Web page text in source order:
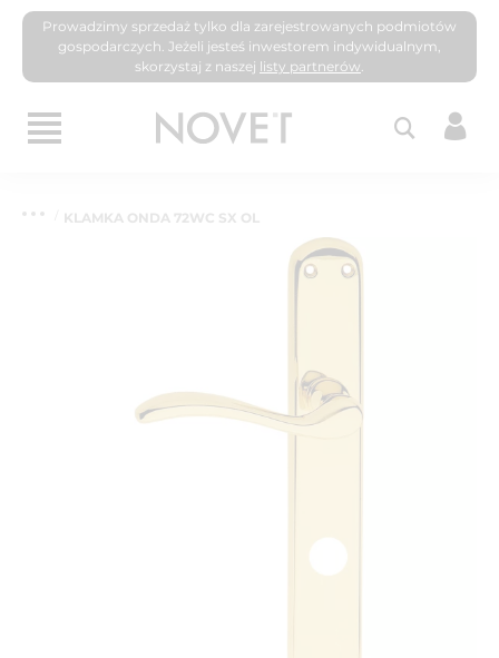
Prowadzimy sprzedaż tylko dla zarejestrowanych podmiotów
gospodarczych. Jeżeli jesteś inwestorem indywidualnym,
skorzystaj z naszej listy partnerów.
KLAMKA ONDA 72WC SX OL